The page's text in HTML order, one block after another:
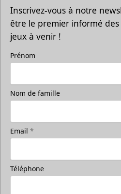
Inscrivez-vous à notre
être le premier informé
jeux à venir !
Prénom
Nom de famille
Email *
Téléphone